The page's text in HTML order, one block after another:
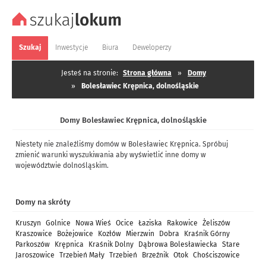
Szukaj Inwestycje Biura Deweloperzy
Jesteś na stronie: Strona główna »
Domy
»
Bolesławiec Krępnica, dolnośląskie
Domy Bolesławiec Krępnica, dolnośląskie
Niestety nie znaleźliśmy domów w Bolesławiec Krępnica. Spróbuj
zmienić warunki wyszukiwania aby wyświetlić inne domy w
województwie dolnośląskim.
Domy na skróty
Kruszyn Golnice Nowa Wieś Ocice Łaziska Rakowice
Żeliszów
Kraszowice
Bożejowice Kozłów Mierzwin Dobra
Kraśnik Górny
Parkoszów
Krępnica Kraśnik Dolny Dąbrowa Bolesławiecka
Stare
Jaroszowice
Trzebień Mały Trzebień Brzeźnik Otok Chościszowice